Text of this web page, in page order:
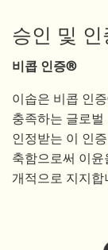
승인 및 인
비콥 인증®
이솝은 비콥 인
충족하는 글로
인정받는 이 인
축함으로써 이
개적으로 지지합